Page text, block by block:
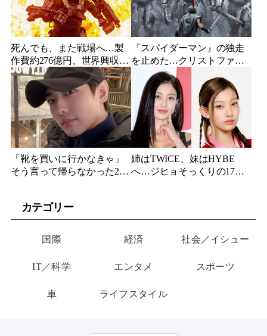
死んでも、また戦場へ…製
作費約276億円、世界興収
584億円のSF大作『オール・
ユー・ニード・イズ・キ
ル』がついに配信
『スパイダーマン』の独走
を止めた…クリストファ
ー・ノーラン史上最大、390
億円の超大作がついに韓国
上陸
「靴を買いに行かなきゃ」
そう言って帰らなかった24
り物”
姉はTWICE、妹はHYBE
へ…ジヒョそっくりの17歳
カテゴリー
国際 経済 社会／イシュー
IT／科学 エンタメ スポーツ
車 ライフスタイル